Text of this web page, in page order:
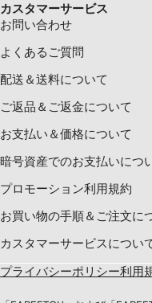
カスタマーサービス
お問い合わせ
よくあるご質問
配送＆送料について
ご返品＆ご返金について
お支払い＆価格について
暗号資産でのお支払いにつ
プロモーション利用規約
お買い物の手順＆ご注文に
カスタマーサービスについ
プライバシーポリシー利用